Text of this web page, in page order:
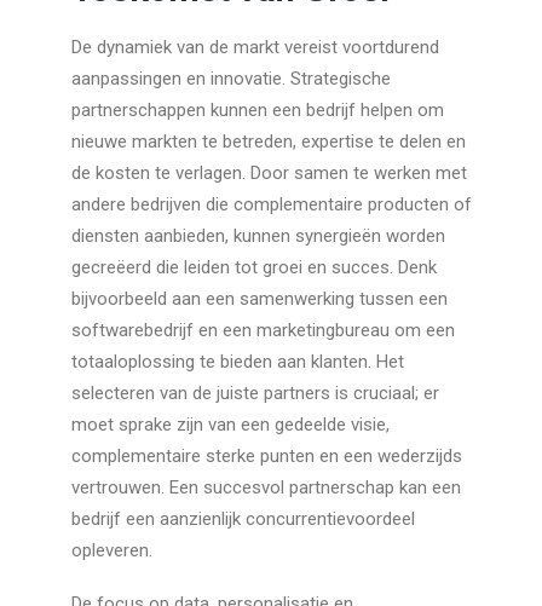
De dynamiek van de markt vereist voortdurend
aanpassingen en innovatie. Strategische
partnerschappen kunnen een bedrijf helpen om
nieuwe markten te betreden, expertise te delen en
de kosten te verlagen. Door samen te werken met
andere bedrijven die complementaire producten of
diensten aanbieden, kunnen synergieën worden
gecreëerd die leiden tot groei en succes. Denk
bijvoorbeeld aan een samenwerking tussen een
softwarebedrijf en een marketingbureau om een
totaaloplossing te bieden aan klanten. Het
selecteren van de juiste partners is cruciaal; er
moet sprake zijn van een gedeelde visie,
complementaire sterke punten en een wederzijds
vertrouwen. Een succesvol partnerschap kan een
bedrijf een aanzienlijk concurrentievoordeel
opleveren.